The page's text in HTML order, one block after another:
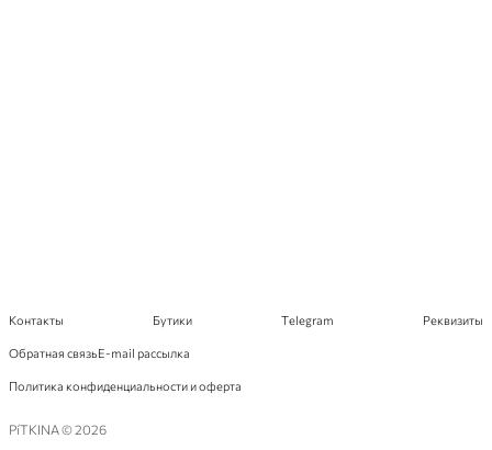
Контакты Бутики Telegram Реквизиты
Обратная связьE-mail рассылка
Политика конфиденциальности и оферта
PíTKINA © 2026